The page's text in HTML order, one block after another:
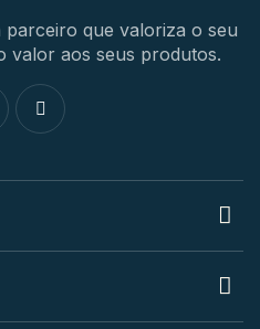
que valoriza o seu
valor aos seus produtos.